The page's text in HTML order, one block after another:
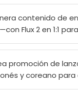
contenido de
Flux 2 en 1:1
promoción de
y coreano